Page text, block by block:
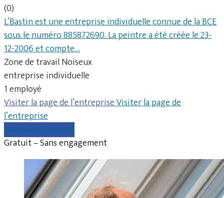
(0)
L’Bastin est une entreprise individuelle connue de la BCE
sous le numéro 885872690. La peintre a été créée le 23-
12-2006 et compte…
Zone de travail Noiseux
entreprise individuelle
1 employé
Visiter la page de l’entrepriseVisiter la page de
l’entreprise
Comparer les devis
Gratuit – Sans engagement